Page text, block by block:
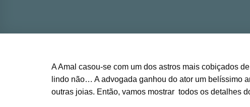
A Amal casou-se com um dos astros mais cobiçados
lindo não… A advogada ganhou do ator um belíssimo
outras joias. Então, vamos mostrar todos os detalhes